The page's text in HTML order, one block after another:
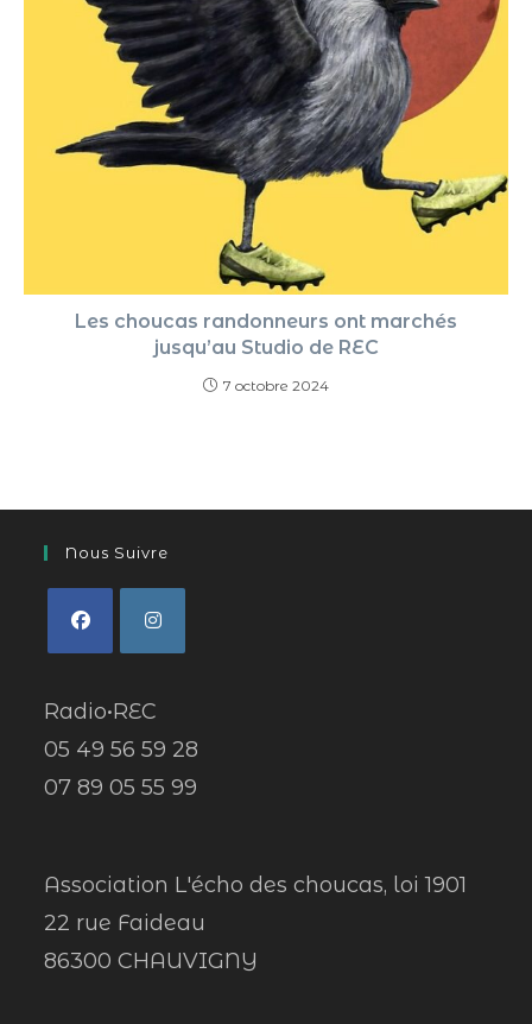
Les choucas randonneurs ont marchés
jusqu’au Studio de REC
7 octobre 2024
Nous Suivre
Radio•REC
05 49 56 59 28
07 89 05 55 99
Association L'écho des choucas, loi 1901
22 rue Faideau
86300 CHAUVIGNY